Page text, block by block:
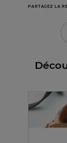
PARTAGEZ LA